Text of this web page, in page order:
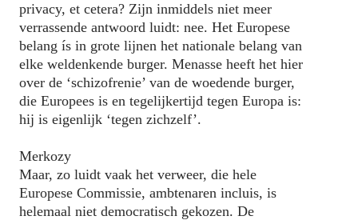
privacy, et cetera? Zijn inmiddels niet meer
verrassende antwoord luidt: nee. Het Europese
belang ís in grote lijnen het nationale belang van
elke weldenkende burger. Menasse heeft het hier
over de ‘schizofrenie’ van de woedende burger,
die Europees is en tegelijkertijd tegen Europa is:
hij is eigenlijk ‘tegen zichzelf’.
Merkozy
Maar, zo luidt vaak het verweer, die hele
Europese Commissie, ambtenaren incluis, is
helemaal niet democratisch gekozen. De